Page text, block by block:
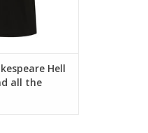
Hell
all the
♂